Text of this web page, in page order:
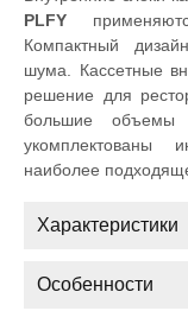
PLFY
Компактный
шума. Кассетные
решение для
большие объемы
укомплектованы
наиболее
Характеристики
Особенности